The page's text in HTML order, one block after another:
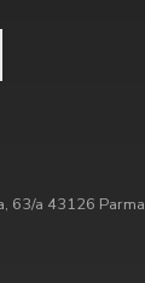
63/a 43126 Parma